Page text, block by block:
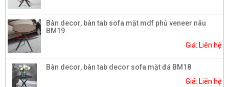
Bàn decor, bàn tab sofa mặt mdf phủ veneer nâu
BM19
Giá: Liên hệ
Bàn decor, bàn tab decor sofa mặt đá BM18
Giá: Liên hệ